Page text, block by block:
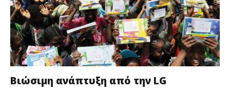
Βιώσιμη ανάπτυξη από την LG